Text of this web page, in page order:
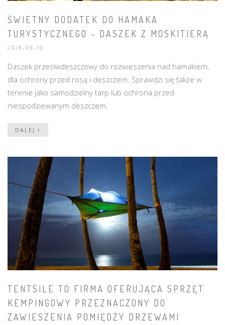
ŚWIETNY DODATEK DO HAMAKA
TURYSTYCZNEGO - DASZEK Z MOSKITIERĄ
2018-09-19
Daszek przeciwdeszczowy do rozwieszenia nad hamakiem,
dla ochrony przed rosą i deszczem. Sprawdzi się także w
terenie jako samodzielny tarp lub ochrona przed
niespodziewanym deszczem.
DALEJ
TENTSILE TO FIRMA OFERUJĄCA SPRZĘT
KEMPINGOWY PRZEZNACZONY DO
ZAWIESZENIA POMIĘDZY DRZEWAMI